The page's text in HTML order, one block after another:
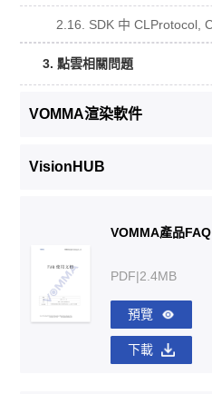
3. 點雲相關問題
VOMMA渲染軟件
VisionHUB
VOMMA產品FAQ
PDF|2.4MB
預覽
下載